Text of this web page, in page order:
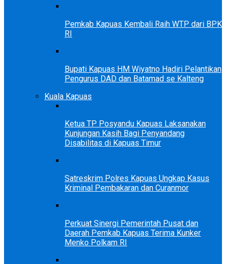
Pemkab Kapuas Kembali Raih WTP dari BPK
RI
Bupati Kapuas HM Wiyatno Hadiri Pelantikan
Pengurus DAD dan Batamad se Kalteng
Kuala Kapuas
Ketua TP Posyandu Kapuas Laksanakan
Kunjungan Kasih Bagi Penyandang
Disabilitas di Kapuas Timur
Satreskrim Polres Kapuas Ungkap Kasus
Kriminal Pembakaran dan Curanmor
Perkuat Sinergi Pemerintah Pusat dan
Daerah Pemkab Kapuas Terima Kunker
Menko Polkam RI